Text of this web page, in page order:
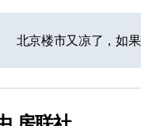
北京楼市又凉了，如